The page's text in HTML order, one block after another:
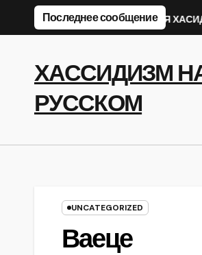
Перейти
Последнее сообщение
Ребе ФИЛОСОФИЯ
ХАССИДИЗМ
РУССКОМ
UNCATEGORIZED
Ваеце